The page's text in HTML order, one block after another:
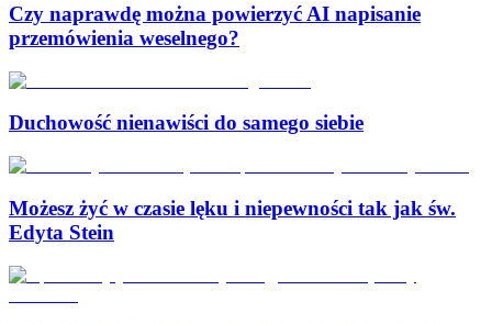
Czy naprawdę można powierzyć AI napisanie
przemówienia weselnego?
Duchowość nienawiści do samego siebie
Możesz żyć w czasie lęku i niepewności tak jak św.
Edyta Stein